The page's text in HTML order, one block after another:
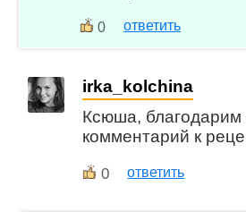
0 ответить
irka_kolchina
Ксюша, благодарим
комментарий к
0 ответить